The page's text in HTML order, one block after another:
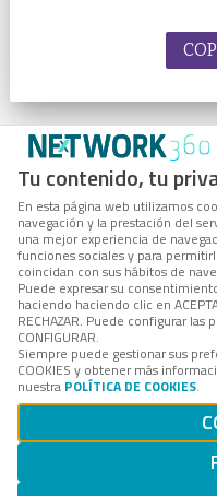
Tu contenido, tu
En esta página web utilizamos
navegación y la prestación del
una mejor experiencia de
funciones sociales y para
coincidan con sus hábitos de
Puede expresar su
haciendo haciendo clic en
RECHAZAR. Puede configurar
CONFIGURAR.
Siempre puede gestionar sus
COOKIES y obtener más
nuestra POLÍTICA DE COOKIES.